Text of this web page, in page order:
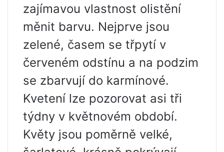
zajímavou vlastnost olistění
měnit barvu. Nejprve jsou
zelené, časem se třpytí v
červeném odstínu a na podzim
se zbarvují do karmínové.
Kvetení lze pozorovat asi tři
týdny v květnovém období.
Květy jsou poměrně velké,